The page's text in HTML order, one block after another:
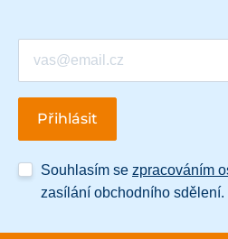
Souhlasím se zpracováním
zasílání obchodního sdělení.